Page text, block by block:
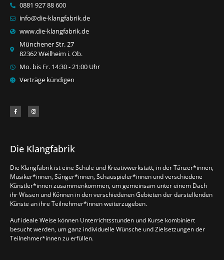
0881 927 88 600
info@die-klangfabrik.de
www.die-klangfabrik.de
Münchener Str. 27
82362 Weilheim i. Ob.
Mo. bis Fr. 14:30 - 21:00 Uhr
Verträge kündigen
Die Klangfabrik
Die Klangfabrik ist eine Schule und Kreativwerkstatt, in der Tänzer*innen,
Musiker*innen, Sänger*innen, Schauspieler*innen und verschiedene
Künstler*innen zusammenkommen, um gemeinsam unter einem Dach
ihr Wissen und Können in den verschiedenen Gebieten der darstellenden
Künste an ihre Teilnehmer*innen weiterzugeben.
Auf ideale Weise können Unterrichtsstunden und Kurse kombiniert
besucht werden, um ganz individuelle Wünsche und Zielsetzungen der
Teilnehmer*innen zu erfüllen.